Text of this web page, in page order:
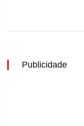
Publicidade